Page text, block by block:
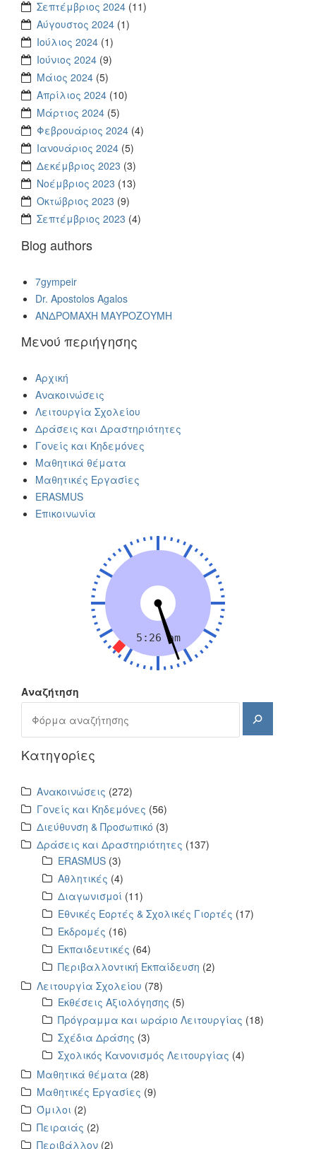
Σεπτέμβριος 2024 (11)
Αύγουστος 2024 (1)
Ιούλιος 2024 (1)
Ιούνιος 2024 (9)
Μάιος 2024 (5)
Απρίλιος 2024 (10)
Μάρτιος 2024 (5)
Φεβρουάριος 2024 (4)
Ιανουάριος 2024 (5)
Δεκέμβριος 2023 (3)
Νοέμβριος 2023 (13)
Οκτώβριος 2023 (9)
Σεπτέμβριος 2023 (4)
Blog authors
7gympeir
Dr. Apostolos Agalos
ΑΝΔΡΟΜΑΧΗ ΜΑΥΡΟΖΟΥΜΗ
Μενού περιήγησης
Αρχική
Ανακοινώσεις
Λειτουργία Σχολείου
Δράσεις και Δραστηριότητες
Γονείς και Κηδεμόνες
Μαθητικά θέματα
Μαθητικές Εργασίες
ERASMUS
Επικοινωνία
Αναζήτηση
Αναζήτηση
Kατηγορίες
Ανακοινώσεις (272)
Γονείς και Κηδεμόνες (56)
Διεύθυνση & Προσωπικό (3)
Δράσεις και Δραστηριότητες (137)
ERASMUS (3)
Αθλητικές (4)
Διαγωνισμοί (11)
Εθνικές Εορτές & Σχολικές Γιορτές (17)
Εκδρομές (16)
Εκπαιδευτικές (64)
Περιβαλλοντική Εκπαίδευση (2)
Λειτουργία Σχολείου (78)
Εκθέσεις Αξιολόγησης (5)
Πρόγραμμα και ωράριο Λειτουργίας (18)
Σχέδια Δράσης (3)
Σχολικός Κανονισμός Λειτουργίας (4)
Μαθητικά θέματα (28)
Μαθητικές Εργασίες (9)
Όμιλοι (2)
Πειραιάς (2)
Περιβάλλον (2)